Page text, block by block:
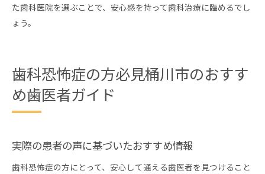
た歯科医院を選ぶことで、安心感を持って歯科治療に臨めるでし
ょう。
歯科恐怖症の方必見桶川市のおすす
め歯医者ガイド
実際の患者の声に基づいたおすすめ情報
歯科恐怖症の方にとって、安心して通える歯医者を見つけること